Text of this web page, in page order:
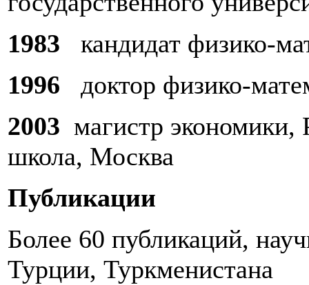
1983 кандидат физико-
1996 доктор физико-
2003 магистр экономики,
школа, Москва
Публикации
Более 60 публикаций,
Турции, Туркменистана